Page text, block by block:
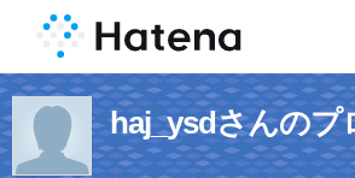
haj_ysdさんのプ